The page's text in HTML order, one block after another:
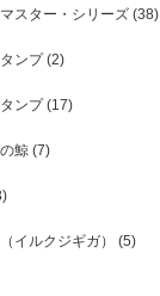
スター・シリーズ (38)
ンプ(2)
ンプ(17)
鯨 (7)
イルクジギガ） (5)